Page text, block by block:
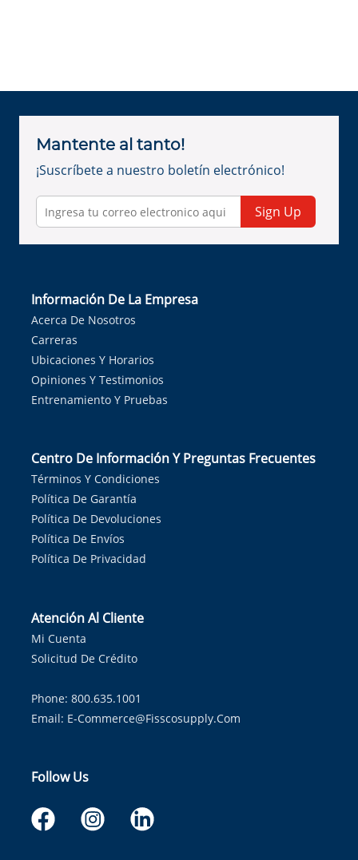
Mantente al tanto!
¡Suscríbete a nuestro boletín electrónico!
Sign Up
Información De La Empresa
Acerca De Nosotros
Carreras
Ubicaciones Y Horarios
Opiniones Y Testimonios
Entrenamiento Y Pruebas
Centro De Información Y Preguntas Frecuentes
Términos Y Condiciones
Política De Garantía
Política De Devoluciones
Política De Envíos
Política De Privacidad
Atención Al Cliente
Mi Cuenta
Solicitud De Crédito
Phone: 800.635.1001
Email: E-Commerce@fisscosupply.com
Follow Us